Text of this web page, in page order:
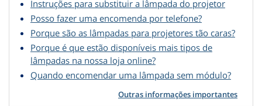
Instruções para substituir a lâmpada do projetor
Posso fazer uma encomenda por telefone?
Porque são as lâmpadas para projetores tão caras?
Porque é que estão disponíveis mais tipos de
lâmpadas na nossa loja online?
Quando encomendar uma lâmpada sem módulo?
Outras informações importantes